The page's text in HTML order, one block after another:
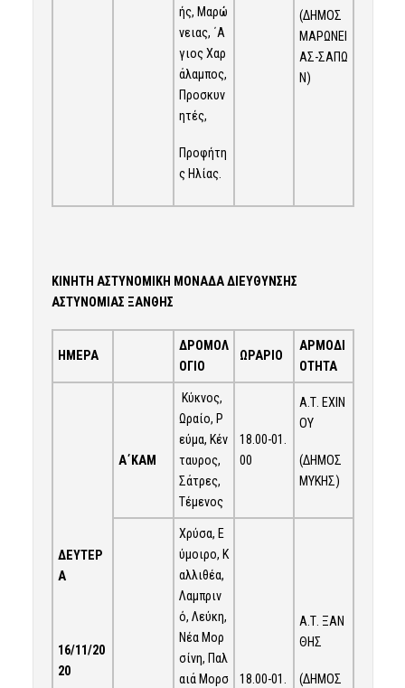
ής, Μαρώ
νειας, ΄A
γιος Χαρ
άλαμπος,
Προσκυν
ητές,
Προφήτη
ς Ηλίας.
(ΔΗΜΟΣ
ΜΑΡΩΝΕΙ
ΑΣ-ΣΑΠΩ
Ν)
ΚΙΝΗΤΗ ΑΣΤΥΝΟΜΙΚΗ ΜΟΝΑΔΑ ΔΙΕΥΘΥΝΣΗΣ
ΑΣΤΥΝΟΜΙΑΣ ΞΑΝΘΗΣ
ΗΜΕΡΑ
ΔΡΟΜΟΛ
ΟΓΙΟ
ΩΡΑΡΙΟ
ΑΡΜΟΔΙ
ΟΤΗΤΑ
ΔΕΥΤΕΡ
Α
16/11/20
20
Α΄ΚΑΜ
Κύκνος,
Ωραίο, Ρ
εύμα, Κέν
ταυρος,
Σάτρες,
Τέμενος
18.00-01.
00
Α.Τ. ΕΧΙΝ
ΟΥ
(ΔΗΜΟΣ
ΜΥΚΗΣ)
Χρύσα, Ε
ύμοιρο, Κ
αλλιθέα,
Λαμπριν
ό, Λεύκη,
Νέα Μορ
σίνη, Παλ
αιά Μορσ
18.00-01.
Α.Τ. ΞΑΝ
ΘΗΣ
(ΔΗΜΟΣ